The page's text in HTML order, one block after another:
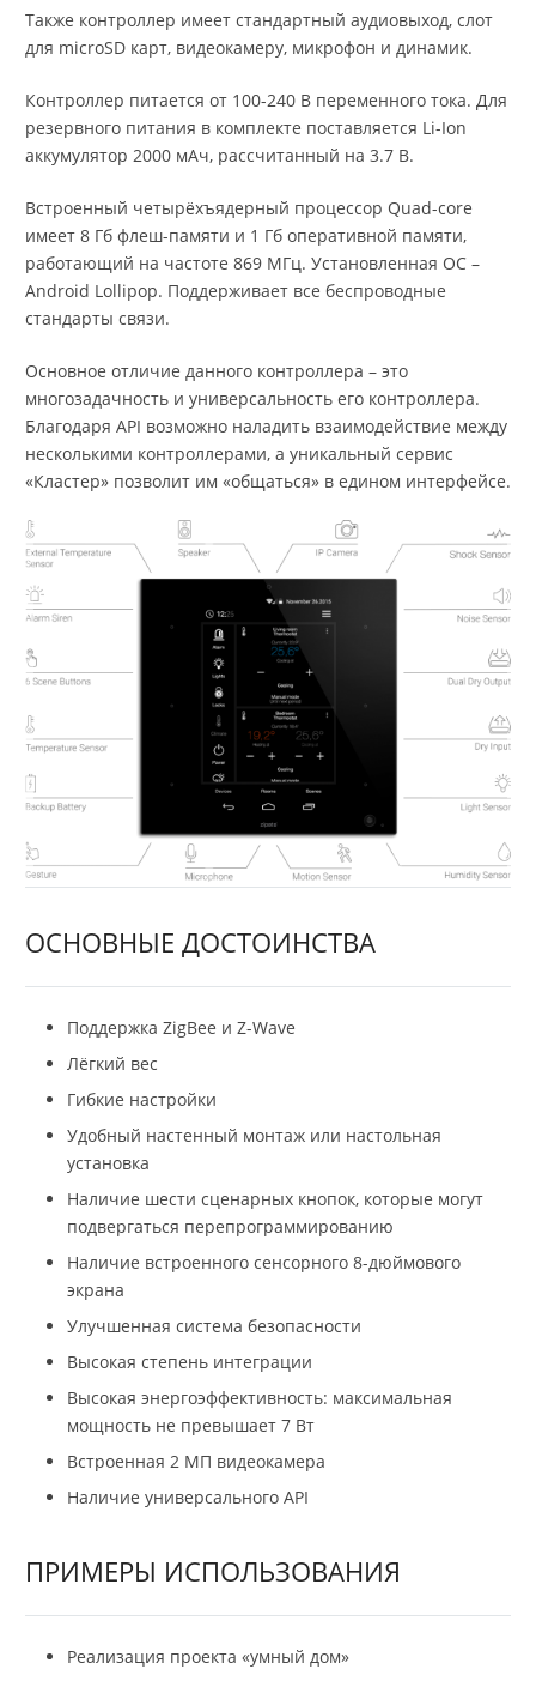
Также контроллер имеет стандартный аудиовыход, слот
для microSD карт, видеокамеру, микрофон и динамик.
Контроллер питается от 100-240 В переменного тока. Для
резервного питания в комплекте поставляется Li-Ion
аккумулятор 2000 мАч, рассчитанный на 3.7 В.
Встроенный четырёхъядерный процессор Quad-core
имеет 8 Гб флеш-памяти и 1 Гб оперативной памяти,
работающий на частоте 869 МГц. Установленная ОС –
Android Lollipop. Поддерживает все беспроводные
стандарты связи.
Основное отличие данного контроллера – это
многозадачность и универсальность его контроллера.
Благодаря API возможно наладить взаимодействие между
несколькими контроллерами, а уникальный сервис
«Кластер» позволит им «общаться» в едином интерфейсе.
ОСНОВНЫЕ ДОСТОИНСТВА
Поддержка ZigBee и Z-Wave
Лёгкий вес
Гибкие настройки
Удобный настенный монтаж или настольная
установка
Наличие шести сценарных кнопок, которые могут
подвергаться перепрограммированию
Наличие встроенного сенсорного 8-дюймового
экрана
Улучшенная система безопасности
Высокая степень интеграции
Высокая энергоэффективность: максимальная
мощность не превышает 7 Вт
Встроенная 2 МП видеокамера
Наличие универсального API
ПРИМЕРЫ ИСПОЛЬЗОВАНИЯ
Реализация проекта «умный дом»